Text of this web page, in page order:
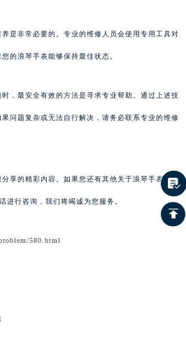
是非常必要的。专业的维修人员会使用专用工具对
的浪琴手表能够保持最佳状态。
，最安全有效的方法是寻求专业帮助。通过上述技
问题复杂或无法自行解决，请务必联系专业的维修
分享的精彩内容。如果您还有其他关于浪琴手表维护
进行咨询，我们将竭诚为您服务。
580.html